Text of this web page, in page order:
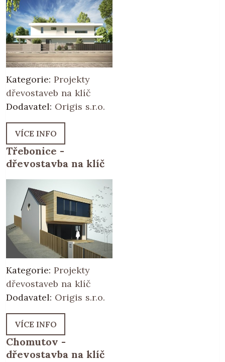
Kategorie: Projekty
dřevostaveb na klíč
Dodavatel: Origis s.r.o.
VÍCE INFO
Třebonice -
dřevostavba na klíč
Kategorie: Projekty
dřevostaveb na klíč
Dodavatel: Origis s.r.o.
VÍCE INFO
Chomutov -
dřevostavba na klíč